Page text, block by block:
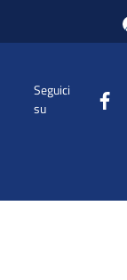
Seguici
su